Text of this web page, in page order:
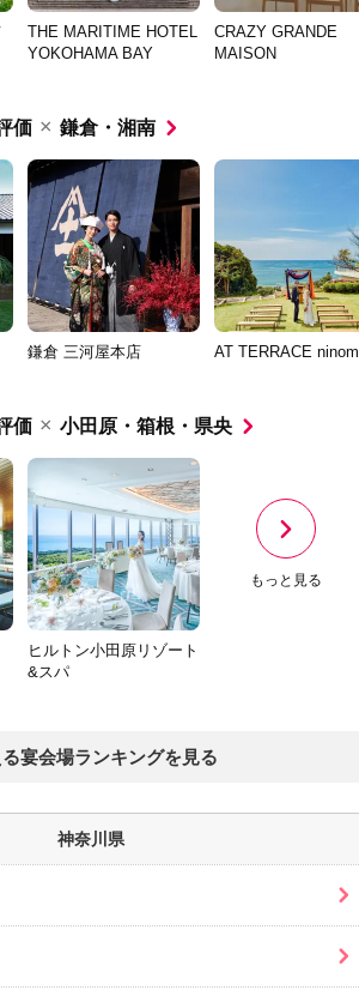
THE MARITIME HOTEL
YOKOHAMA BAY
CRAZY GRANDE
MAISON
価 × 鎌倉・湘南
鎌倉 三河屋本店 AT TERRACE
価 × 小田原・箱根・県央
ヒルトン小田原リゾート
&スパ
もっと見る
宴会場ランキングを見る
神奈川県